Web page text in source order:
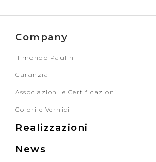
Company
Il mondo Paulin
Garanzia
Associazioni e Certificazioni
Colori e Vernici
Realizzazioni
News